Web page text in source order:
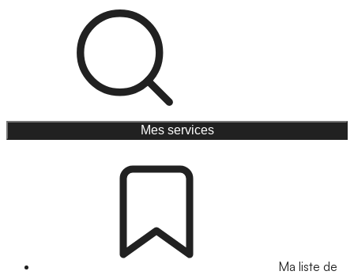
Mes services
Ma liste de